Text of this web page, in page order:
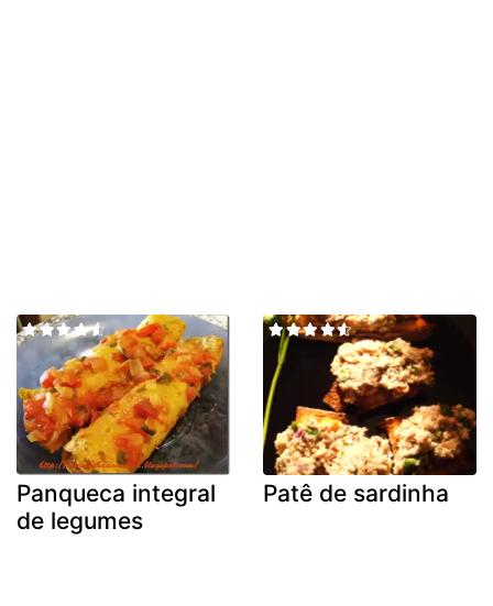
Panqueca integral
de legumes
Patê de sardinha